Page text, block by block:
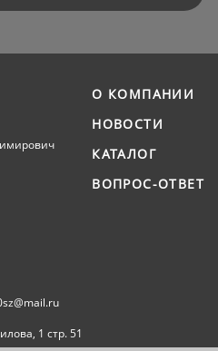
О КОМПАНИИ
НОВОСТИ
КАТАЛОГ
ВОПРОС-ОТВЕТ
1 стр. 51